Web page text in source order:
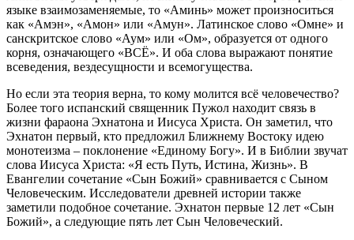
языке взаимозаменяемые, то «Аминь» может произноситься
как «Амэн», «Амон» или «Амун». Латинское слово «Омне» и
санскритское слово «Аум» или «Ом», образуется от одного
корня, означающего «ВСЁ». И оба слова выражают понятие
всеведения, вездесущности и всемогущества.
Но если эта теория верна, то кому молится всё человечество?
Более того испанский священник Пужол находит связь в
жизни фараона Эхнатона и Иисуса Христа. Он заметил, что
Эхнатон первый, кто предложил Ближнему Востоку идею
монотеизма – поклонение «Единому Богу». И в Библии звучат
слова Иисуса Христа: «Я есть Путь, Истина, Жизнь». В
Евангелии сочетание «Сын Божий» сравнивается с Сыном
Человеческим. Исследователи древней истории также
заметили подобное сочетание. Эхнатон первые 12 лет «Сын
Божий», а следующие пять лет Сын Человеческий.